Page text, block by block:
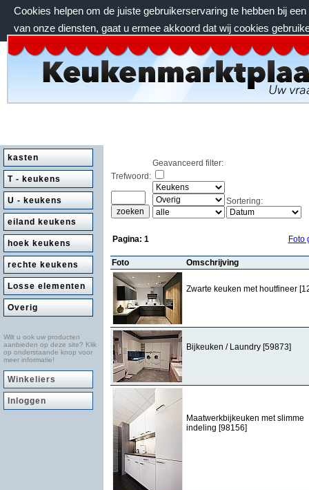
Cookies helpen om de juiste gebruikerservaring te hebben bij
van onze diensten, gaat u ermee akkoord dat wij cookies
zaterdag 8 augustus 2026, 06:54 uur
kasten
T - keukens
U - keukens
eiland keukens
hoek keukens
rechte keukens
Losse elementen
Overig
Wilt u ook uw producten
aanbieden op deze site? Klik
op onderstaande knop voor
meer informatie!
Winkeliers
Inloggen
Trefwoord:
Geavanceerd filter:
Sortering:
Pagina: 1 Foto
Foto Omschrijving
Zwarte keuken met houtfineer
Bijkeuken / Laundry [59873]
Maatwerkbijkeuken met slimme
indeling [98156]